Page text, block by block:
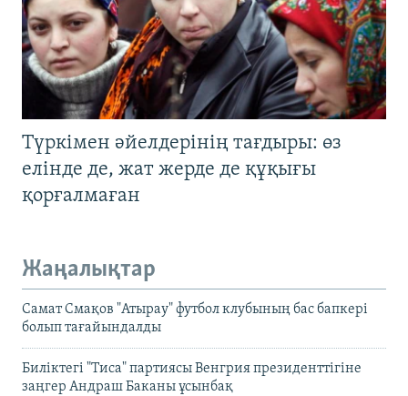
Түркімен әйелдерінің тағдыры: өз
елінде де, жат жерде де құқығы
қорғалмаған
Жаңалықтар
Самат Смақов "Атырау" футбол клубының бас бапкері
болып тағайындалды
Биліктегі "Тиса" партиясы Венгрия президенттігіне
заңгер Андраш Баканы ұсынбақ